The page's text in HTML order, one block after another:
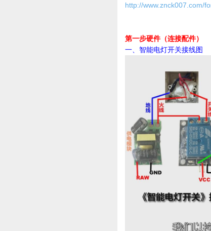
http://www.znck007.com/
第一步硬件（连接配件）
一、智能电灯开关接线图